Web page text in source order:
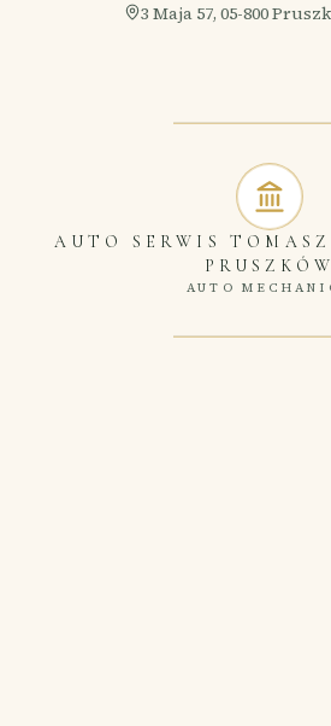
3 Maja 57, 05-800
AUTO SERWIS
PRUSZKÓW
AUTO